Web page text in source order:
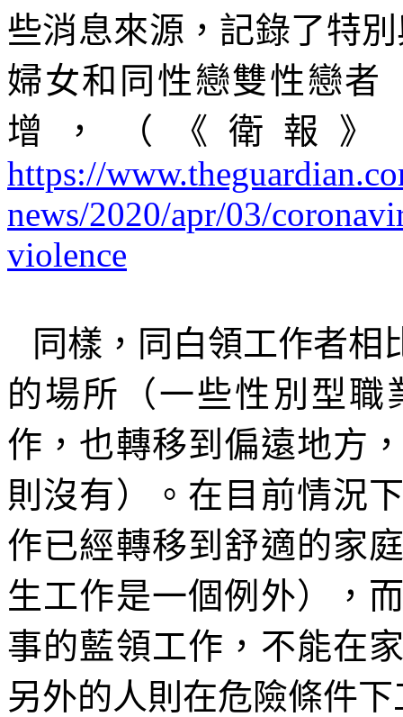
些消息來源，記錄了特
婦女和同性戀雙性戀者
增，（《衛報》
https://
news/2020/apr/03/
violence
同樣，同白領工作者相
的場所（一些性別型職
作，也轉移到偏遠地方
則沒有）。在目前情況
作已經轉移到舒適的家
生工作是一個例外），
事的藍領工作，不能在
另外的人則在危險條件